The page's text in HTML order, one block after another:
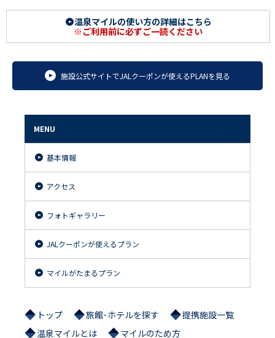
温泉マイルの使い方の詳細はこちら
※ご利用前に必ずご一読ください
施設公式サイトでJALクーポンが使えるPLANを見る
MENU
基本情報
アクセス
フォトギャラリー
JALクーポンが使えるプラン
マイルがたまるプラン
トップ 旅館･ホテルを探す
提携施設一覧
温泉マイルとは
マイルのため方